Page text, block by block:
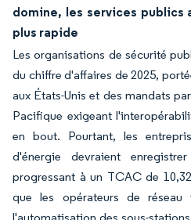
domine, les services publics
plus rapide
Les organisations de sécurité
du chiffre d'affaires de 2025,
aux États-Unis et des mandats
Pacifique exigeant
en bout. Pourtant, les
d'énergie devraient
progressant à un TCAC de
que les opérateurs de